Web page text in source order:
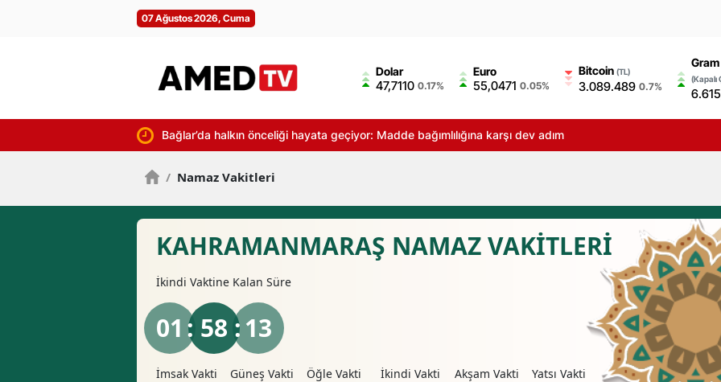
07 Ağustos 2026, Cuma
Dolar
47,7110 0.17%
Euro
55,0471 0.05%
Bitcoin (TL)
3.089.489 0.7%
Gram
(Kapalı
Bağlar’da halkın önceliği hayata geçiyor: Madde bağımlılığına karşı dev adım
/ Namaz Vakitleri
KAHRAMANMARAŞ NAMAZ VAKİTLERİ
İkindi Vaktine Kalan Süre
01 : 58 :12
İmsak Vakti Güneş Vakti Öğle Vakti İkindi Vakti Akşam Vakti Yatsı Vakti